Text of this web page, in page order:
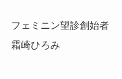
フェミニン望診創始者
霜崎ひろみ